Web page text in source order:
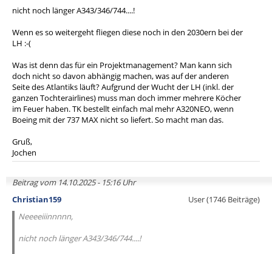
nicht noch länger A343/346/744....!
Wenn es so weitergeht fliegen diese noch in den 2030ern bei der
LH :-(
Was ist denn das für ein Projektmanagement? Man kann sich
doch nicht so davon abhängig machen, was auf der anderen
Seite des Atlantiks läuft? Aufgrund der Wucht der LH (inkl. der
ganzen Tochterairlines) muss man doch immer mehrere Köcher
im Feuer haben. TK bestellt einfach mal mehr A320NEO, wenn
Boeing mit der 737 MAX nicht so liefert. So macht man das.
Gruß,
Jochen
Beitrag vom 14.10.2025 - 15:16 Uhr
Christian159
User (1746 Beiträge)
Neeeeiiinnnnn,
nicht noch länger A343/346/744....!